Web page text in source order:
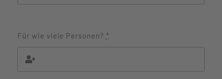
Für wie viele Personen? *